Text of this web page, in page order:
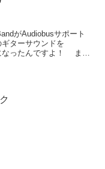
がAudiobusサポート
ターサウンドを
なったんですよ！ まず